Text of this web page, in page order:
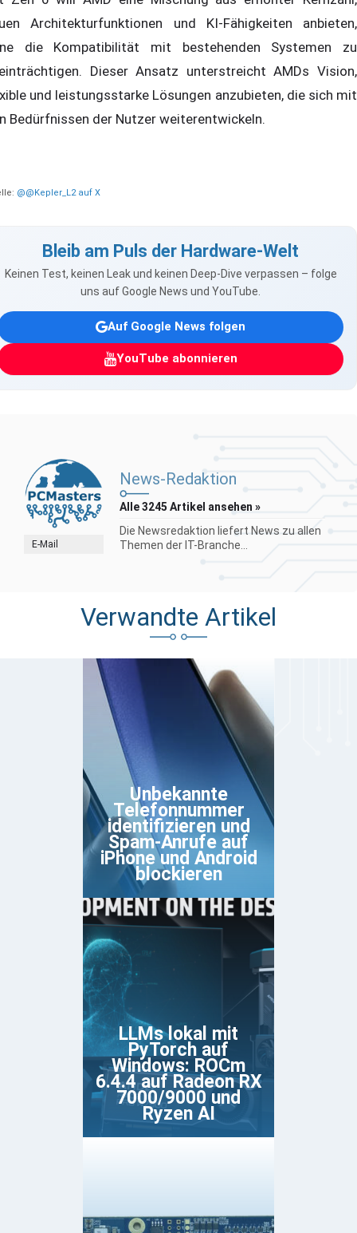
Architekturfunktionen und KI-Fähigkeiten anbieten,
die Kompatibilität mit bestehenden Systemen zu
Dieser Ansatz unterstreicht AMDs Vision,
und leistungsstarke Lösungen anzubieten, die sich mit
Bedürfnissen der Nutzer weiterentwickeln.
@@Kepler_L2 auf X
Bleib am Puls der Hardware-Welt
Keinen Test, keinen Leak und keinen Deep-Dive verpassen – folge
uns auf Google News und YouTube.
Auf Google News folgen
YouTube abonnieren
E-Mail
News-Redaktion
Alle 3245 Artikel ansehen »
Die Newsredaktion liefert News zu allen
Themen der IT-Branche...
Verwandte Artikel
Unbekannte
Telefonnummer
identifizieren und
Spam-Anrufe auf
iPhone und Android
blockieren
LLMs lokal mit
PyTorch auf
Windows: ROCm
6.4.4 auf Radeon RX
7000/9000 und
Ryzen AI